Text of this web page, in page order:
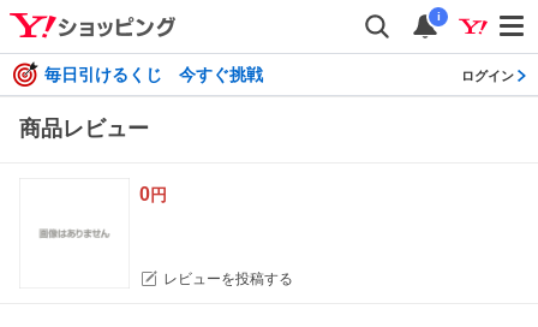
i
毎日引けるくじ 今すぐ挑戦 ログイン
商品レビュー
0円
レビューを投稿する